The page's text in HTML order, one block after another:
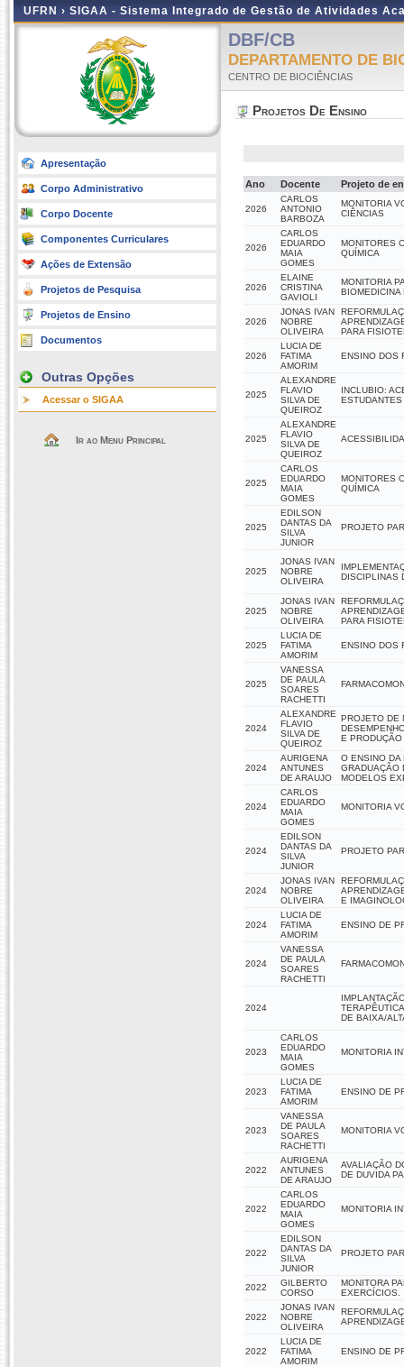
UFRN › SIGAA - Sistema Integrado de Gestão de Atividades
Apresentação
Corpo Administrativo
Corpo Docente
Componentes Curriculares
Ações de Extensão
Projetos de Pesquisa
Projetos de Ensino
Documentos
Outras Opções
Acessar o SIGAA
Ir ao Menu Principal
DBF/CB
DEPARTAMENTO DE
CENTRO DE BIOCIÊNCIAS
Projetos De Ensino
Ano Docente Projeto de
2026
CARLOS
ANTONIO
BARBOZA
MONITORIA
CIÊNCIAS
2026
CARLOS
EDUARDO
MAIA
GOMES
MONITORES
QUÍMICA
2026
ELAINE
CRISTINA
GAVIOLI
MONITORIA
BIOMEDICINA
2026
JONAS IVAN
NOBRE
OLIVEIRA
PARA
2026
LUCIA DE
FATIMA
AMORIM
ENSINO DOS
2025
ALEXANDRE
FLAVIO
SILVA DE
QUEIROZ
INCLUBIO:
2025
ALEXANDRE
FLAVIO
SILVA DE
QUEIROZ
2025
CARLOS
EDUARDO
MAIA
GOMES
MONITORES
QUÍMICA
2025
EDILSON
DANTAS DA
SILVA
JUNIOR
PROJETO
2025
JONAS IVAN
NOBRE
OLIVEIRA
DISCIPLINAS
2025
JONAS IVAN
NOBRE
OLIVEIRA
PARA
2025
LUCIA DE
FATIMA
AMORIM
ENSINO DOS
2025
VANESSA
DE PAULA
SOARES
RACHETTI
2024
ALEXANDRE
FLAVIO
SILVA DE
QUEIROZ
PROJETO DE
E
2024
AURIGENA
ANTUNES
DE ARAUJO
O ENSINO DA
GRADUAÇÃO
MODELOS
2024
CARLOS
EDUARDO
MAIA
GOMES
MONITORIA
2024
EDILSON
DANTAS DA
SILVA
JUNIOR
PROJETO
2024
JONAS IVAN
NOBRE
OLIVEIRA
E
2024
LUCIA DE
FATIMA
AMORIM
ENSINO DE
2024
VANESSA
DE PAULA
SOARES
RACHETTI
2024
DE BAIXA/
2023
CARLOS
EDUARDO
MAIA
GOMES
MONITORIA
2023
LUCIA DE
FATIMA
AMORIM
ENSINO DE
2023
VANESSA
DE PAULA
SOARES
RACHETTI
MONITORIA
2022
AURIGENA
ANTUNES
DE ARAUJO
AVALIAÇÃO
DE DUVIDA
2022
CARLOS
EDUARDO
MAIA
GOMES
MONITORIA
2022
EDILSON
DANTAS DA
SILVA
JUNIOR
PROJETO
2022
GILBERTO
CORSO
MONITORA
EXERCÍCIOS.
2022
JONAS IVAN
NOBRE
OLIVEIRA
2022
LUCIA DE
FATIMA
AMORIM
ENSINO DE